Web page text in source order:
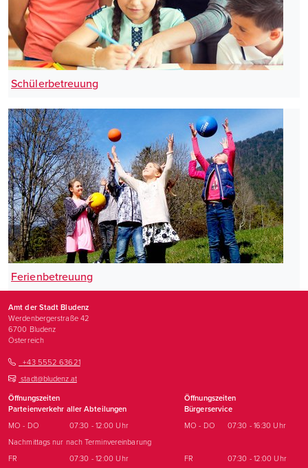
Schülerbetreuung
Ferienbetreuung
Amt der Stadt Bludenz
Werdenbergerstraße 42
6700 Bludenz
Österreich
+43 5552 63621
stadt@bludenz.at
Öffnungszeiten
Parteienverkehr aller Abteilungen
Öffnungszeiten
Bürgerservice
MO - DO
07:30 - 12:00 Uhr MO - DO
07:30 - 16:30 Uhr
Nachmittags nur nach Terminvereinbarung
FR
07:30 - 12:00 Uhr FR 07:30 - 12:00 Uhr